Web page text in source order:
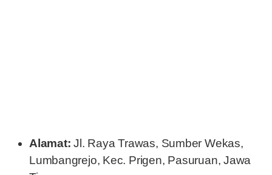
Alamat: Jl. Raya Trawas, Sumber Wekas,
Lumbangrejo, Kec. Prigen, Pasuruan, Jawa